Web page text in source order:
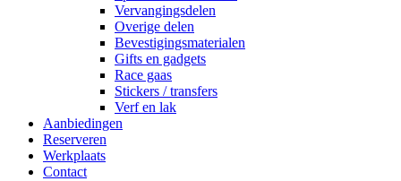
Vervangingsdelen
Overige delen
Bevestigingsmaterialen
Gifts en gadgets
Race gaas
Stickers / transfers
Verf en lak
Aanbiedingen
Reserveren
Werkplaats
Contact